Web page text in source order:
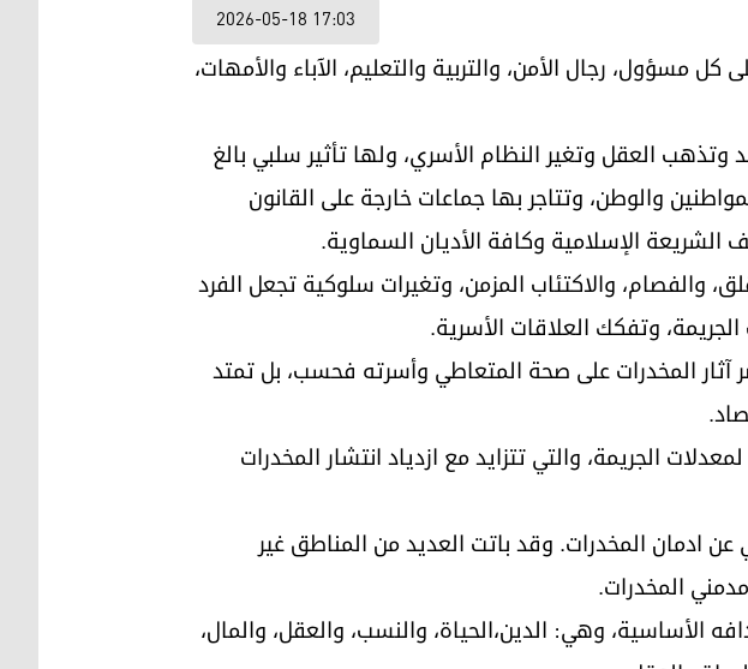
2026-05-18 17:03
على كل مسؤول، رجال الأمن، والتربية والتعليم، الآباء والأمهات،
وتذهب العقل وتغير النظام الأسري، ولها تأثير سلبي بالغ
والوطن، وتتاجر بها جماعات خارجة على القانون
الشريعة الإسلامية وكافة الأديان السماوية.
والفصام، والاكتئاب المزمن، وتغيرات سلوكية تجعل الفرد
وتفكك العلاقات الأسرية.
آثار المخدرات على صحة المتعاطي وأسرته فحسب، بل تمتد
الجريمة، والتي تتزايد مع ازدياد انتشار المخدرات
ادمان المخدرات. وقد باتت العديد من المناطق غير
المخدرات.
الأساسية، وهي: الدين،الحياة، والنسب، والعقل، والمال،